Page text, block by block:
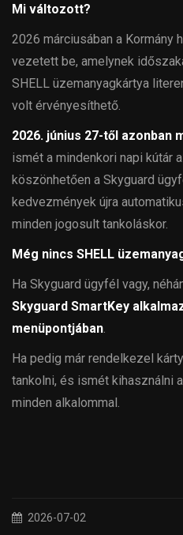
Mi változott?
2026 márciusában a Kormány
vezetett be, amelynek
SHELL üzemanyagkártya
volt érvényesíthető.
2026. június 27-től azonban
ismét a mindenkori napi kútár
köszönhetően a Skyguard
kedvezmények újra
minden jogosult tankoláskor.
Még nincs SHELL
Ha Skyguard ügyfél vagy,
Skyguard SmartKey
menüpontjában
Ha pedig már rendelkezel
tankolni, és ismét kihasználni
minden alkalommal.
2026-07-02